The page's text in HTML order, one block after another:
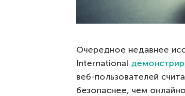
Очередное недавнее
International
веб-пользователей
безопаснее, чем